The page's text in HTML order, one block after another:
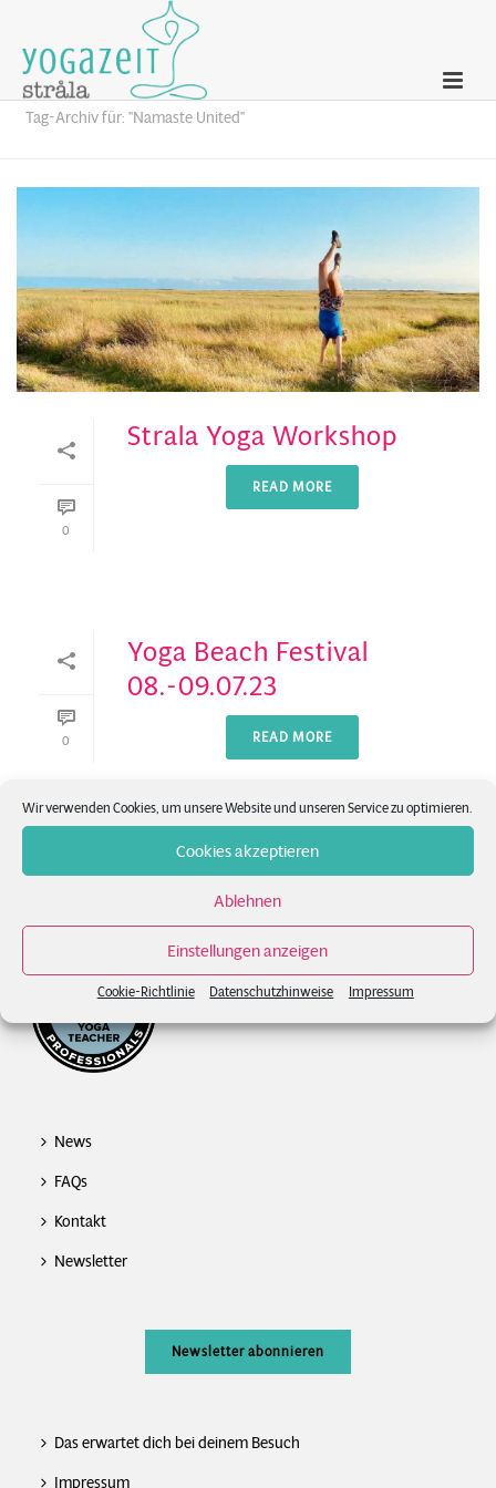
Wir verwenden Cookies, um unsere Website und unseren Service zu optimieren.
Cookies akzeptieren
Ablehnen
Einstellungen anzeigen
Cookie-Richtlinie Datenschutzhinweise Impressum
Archives
Tag-Archiv für: "Namaste United"
0
Strala Yoga Workshop
READ MORE
0
Yoga Beach Festival
08.-09.07.23
READ MORE
News
FAQs
Kontakt
Newsletter
Newsletter abonnieren
Das erwartet dich bei deinem Besuch
Impressum